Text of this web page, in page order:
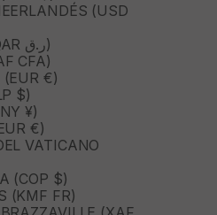
(USD
CATAR (QAR ر.ق)
CFA)
(EUR €)
$)
¥)
€)
VATICANO
(COP $)
(KMF FR)
utilizados por POLIN ET MOI S.L.
con terceros. Consulta tus
de privacidad
códigos. Un descuento por cliente.
GRACIAS